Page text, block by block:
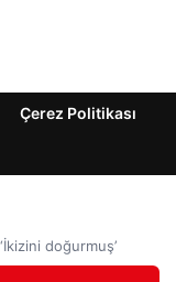
Çerez Politikası
doğurmuş’